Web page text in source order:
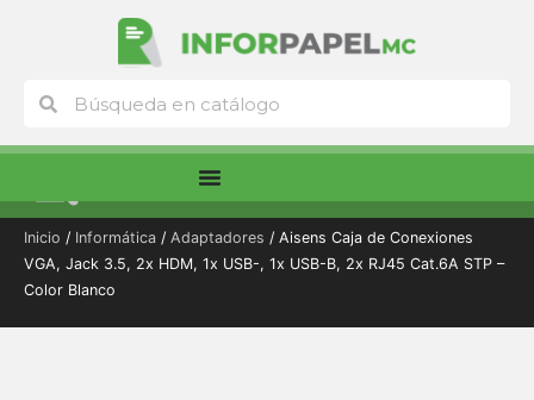
Buscar
Inicio / Informática / Adaptadores / Aisens Caja de Conexiones
VGA, Jack 3.5, 2x HDM, 1x USB-, 1x USB-B, 2x RJ45 Cat.6A STP –
Color Blanco